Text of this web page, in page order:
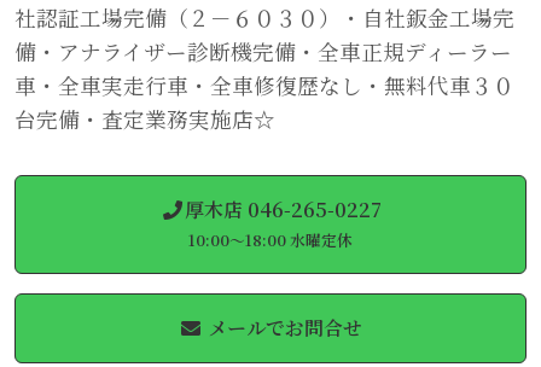
社認証工場完備（２－６０３０）・自社鈑金工場完
備・アナライザー診断機完備・全車正規ディーラー
車・全車実走行車・全車修復歴なし・無料代車３０
台完備・査定業務実施店☆
厚木店 046-265-0227
10:00～18:00 水曜定休
メールでお問合せ